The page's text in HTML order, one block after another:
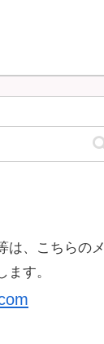
は、こちらのメ
す。